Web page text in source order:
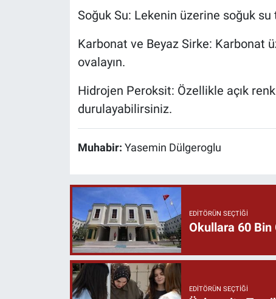
Soğuk Su: Lekenin üzerine soğuk
Karbonat ve Beyaz Sirke: Karbonat
ovalayın.
Hidrojen Peroksit: Özellikle açık
durulayabilirsiniz.
Muhabir: Yasemin Dülgeroglu
EDITÖRÜN SEÇTIĞI
Okullara 60 Bin
EDITÖRÜN SEÇTIĞI